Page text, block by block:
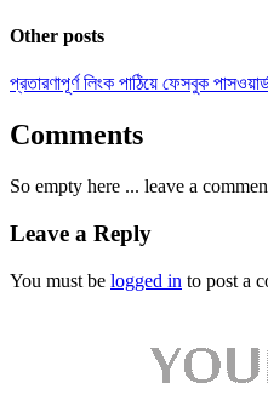
Other posts
প্রতারণাপূর্ণ লিংক পাঠিয়ে ফেসবুক
Comments
So empty here ... leave a
Leave a Reply
You must be logged in to post a